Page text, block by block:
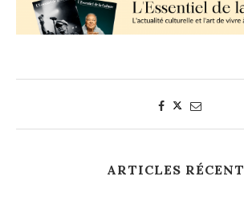
ARTICLES